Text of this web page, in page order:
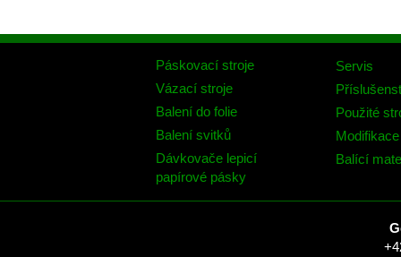
Páskovací stroje
Vázací stroje
Balení do folie
Balení svitků
Dávkovače lepicí
papírové pásky
Servis
Použité
Balící